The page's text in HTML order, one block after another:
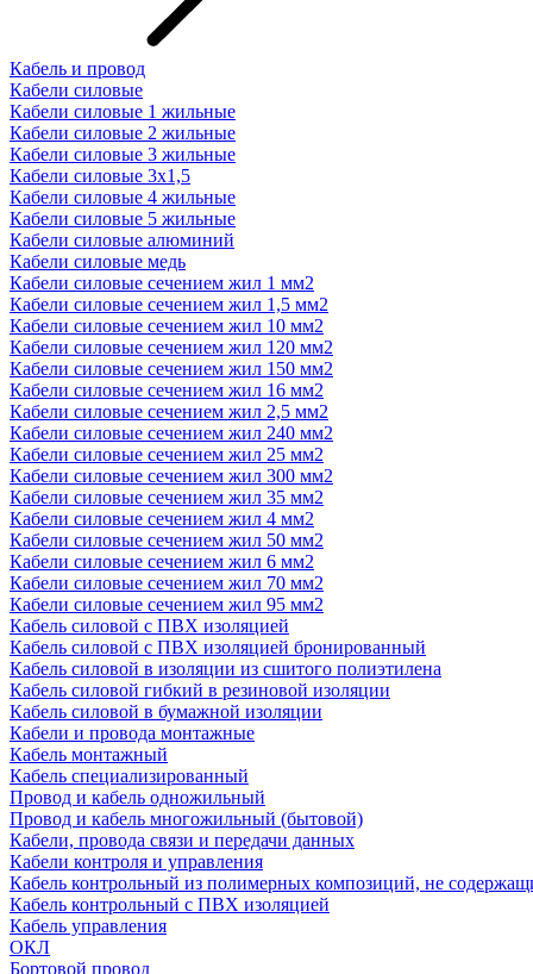
Кабель и провод
Кабели силовые
Кабели силовые 1 жильные
Кабели силовые 2 жильные
Кабели силовые 3 жильные
Кабели силовые 3х1,5
Кабели силовые 4 жильные
Кабели силовые 5 жильные
Кабели силовые алюминий
Кабели силовые медь
Кабели силовые сечением жил 1 мм2
Кабели силовые сечением жил 1,5 мм2
Кабели силовые сечением жил 10 мм2
Кабели силовые сечением жил 120 мм2
Кабели силовые сечением жил 150 мм2
Кабели силовые сечением жил 16 мм2
Кабели силовые сечением жил 2,5 мм2
Кабели силовые сечением жил 240 мм2
Кабели силовые сечением жил 25 мм2
Кабели силовые сечением жил 300 мм2
Кабели силовые сечением жил 35 мм2
Кабели силовые сечением жил 4 мм2
Кабели силовые сечением жил 50 мм2
Кабели силовые сечением жил 6 мм2
Кабели силовые сечением жил 70 мм2
Кабели силовые сечением жил 95 мм2
Кабель силовой с ПВХ изоляцией
Кабель силовой с ПВХ изоляцией бронированный
Кабель силовой в изоляции из сшитого полиэтилена
Кабель силовой гибкий в резиновой изоляции
Кабель силовой в бумажной изоляции
Кабели и провода монтажные
Кабель монтажный
Кабель специализированный
Провод и кабель одножильный
Провод и кабель многожильный (бытовой)
Кабели, провода связи и передачи данных
Кабели контроля и управления
Кабель контрольный из полимерных композиций, не
Кабель контрольный с ПВХ изоляцией
Кабель управления
ОКЛ
Бортовой провод